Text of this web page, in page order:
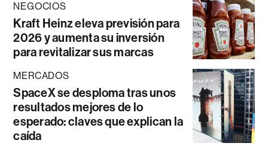
NEGOCIOS
Kraft Heinz eleva previsión para
2026 y aumenta su inversión
para revitalizar sus marcas
MERCADOS
SpaceX se desploma tras unos
resultados mejores de lo
esperado: claves que explican la
caída